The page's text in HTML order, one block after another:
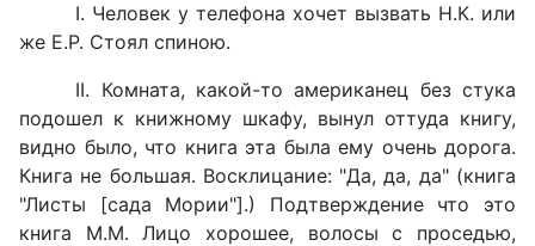
I. Человек у телефона хочет вызвать Н.К. или
же Е.Р. Стоял спиною.
II. Комната, какой-то американец без стука
подошел к книжному шкафу, вынул оттуда книгу,
видно было, что книга эта была ему очень дорога.
Книга не большая. Восклицание: "Да, да, да" (книга
"Листы [сада Мории"].) Подтверждение что это
книга М.М. Лицо хорошее, волосы с проседью,